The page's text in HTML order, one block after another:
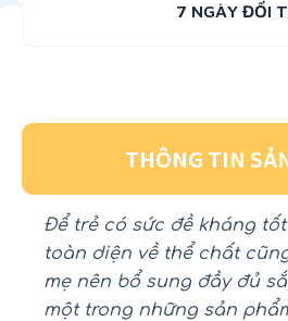
7 NGÀY ĐỔI
THÔNG TIN
Để trẻ có sức đề kháng
toàn diện về thể chất
mẹ nên bổ sung đầy đủ
một trong những sản